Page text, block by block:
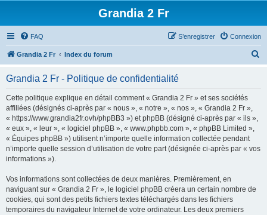
Grandia 2 Fr
FAQ Connexion
S’enregistrer
Grandia 2 Fr Index du forum
Grandia 2 Fr - Politique de confidentialité
Cette politique explique en détail comment « Grandia 2 Fr » et ses sociétés
affiliées (désignés ci-après par « nous », « notre », « nos », « Grandia 2 Fr »,
« https://www.grandia2fr.ovh/phpBB3 ») et phpBB (désigné ci-après par « ils »,
« eux », « leur », « logiciel phpBB », « www.phpbb.com », « phpBB Limited »,
« Équipes phpBB ») utilisent n’importe quelle information collectée pendant
n’importe quelle session d’utilisation de votre part (désignée ci-après par « vos
informations »).
Vos informations sont collectées de deux manières. Premièrement, en
naviguant sur « Grandia 2 Fr », le logiciel phpBB créera un certain nombre de
cookies, qui sont des petits fichiers textes téléchargés dans les fichiers
temporaires du navigateur Internet de votre ordinateur. Les deux premiers